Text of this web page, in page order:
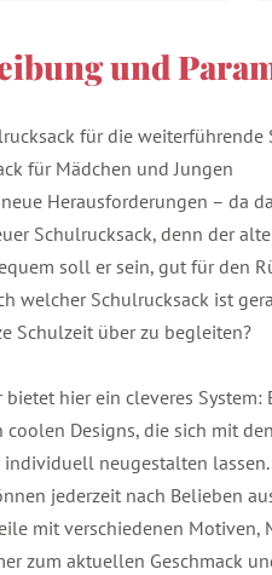
und
für die weiterführende
für Mädchen und Jungen
Herausforderungen – da
Schulrucksack, denn der
soll er sein, gut für den
welcher Schulrucksack ist
Schulzeit über zu begleiten?
bietet hier ein cleveres
Designs, die sich mit
neugestalten
jederzeit nach Belieben
mit verschiedenen Motiven,
zum aktuellen Geschmack